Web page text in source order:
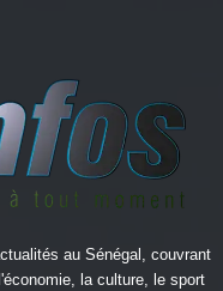
au Sénégal, couvrant
la culture, le sport